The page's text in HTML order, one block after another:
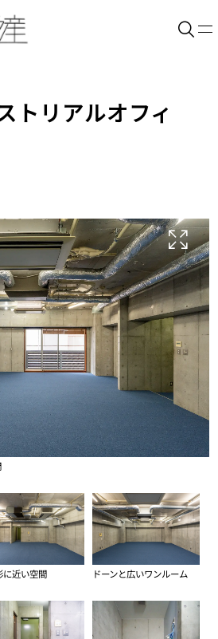
トリアルオフィ
に近い空間 ドーンと広いワンルーム